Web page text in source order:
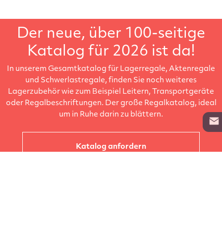
Der neue, über 100-seitige
Katalog für 2026 ist da!
In unserem Gesamtkatalog für Lagerregale, Aktenregale
und Schwerlastregale, finden Sie noch weiteres
Lagerzubehör wie zum Beispiel Leitern, Transportgeräte
oder Regalbeschriftungen. Der große Regalkatalog, ideal
um in Ruhe darin zu blättern.
Katalog anfordern